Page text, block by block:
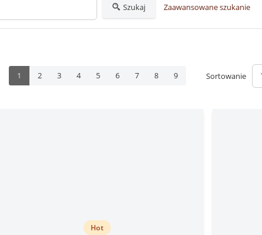
Szukaj Zaawansowane szukanie
1 2 3 4 5 6 7 8 9 Sortowanie
Hot